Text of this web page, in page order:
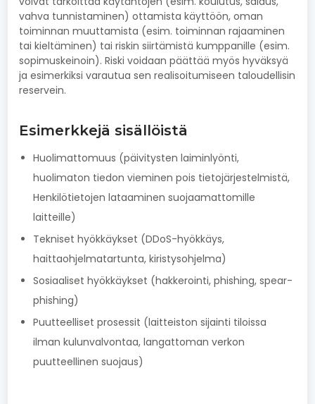
vahva tunnistaminen) ottamista käyttöön, oman
toiminnan muuttamista (esim. toiminnan rajaaminen
tai kieltäminen) tai riskin siirtämistä kumppanille (esim.
sopimuskeinoin). Riski voidaan päättää myös hyväksyä
ja esimerkiksi varautua sen realisoitumiseen taloudellisin
reservein.
Esimerkkejä sisällöistä
Huolimattomuus (päivitysten laiminlyönti,
huolimaton tiedon vieminen pois tietojärjestelmistä,
Henkilötietojen lataaminen suojaamattomille
laitteille)
Tekniset hyökkäykset (DDoS-hyökkäys,
haittaohjelmatartunta, kiristysohjelma)
Sosiaaliset hyökkäykset (hakkerointi, phishing, spear-
phishing)
Puutteelliset prosessit (laitteiston sijainti tiloissa
ilman kulunvalvontaa, langattoman verkon
puutteellinen suojaus)